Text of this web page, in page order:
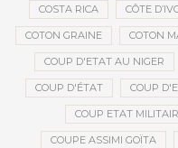
COSTA RICA CÔTE
COTON GRAINE COTON
COUP D'ETAT AU NIGER
COUP D'ÉTAT COUP
COUP ETAT
COUPE ASSIMI GOÏTA